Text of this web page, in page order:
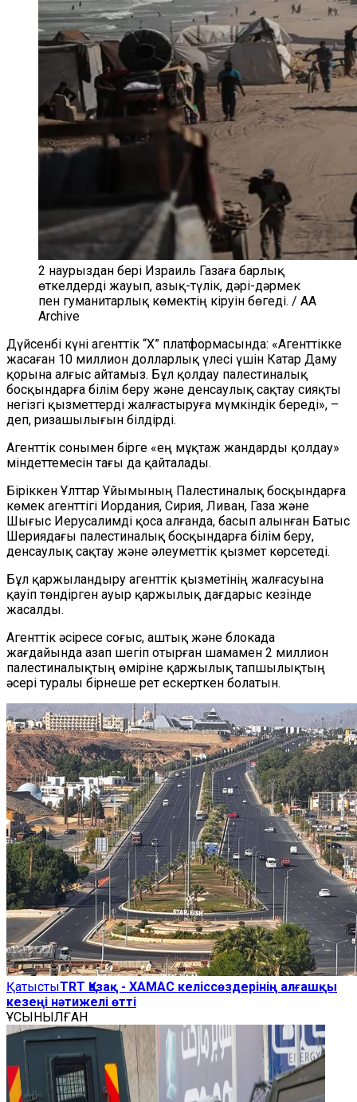
2 наурыздан бері Израиль Газаға барлық
өткелдерді жауып, азық-түлік, дәрі-дәрмек
пен гуманитарлық көмектің кіруін бөгеді. / AA
Archive
Дүйсенбі күні агенттік “X” платформасында: «Агенттікке
жасаған 10 миллион долларлық үлесі үшін Катар Даму
қорына алғыс айтамыз. Бұл қолдау палестиналық
босқындарға білім беру және денсаулық сақтау сияқты
негізгі қызметтерді жалғастыруға мүмкіндік береді», –
деп, ризашылығын білдірді.
Агенттік сонымен бірге «ең мұқтаж жандарды қолдау»
міндеттемесін тағы да қайталады.
Біріккен Ұлттар Ұйымының Палестиналық босқындарға
көмек агенттігі Иордания, Сирия, Ливан, Газа және
Шығыс Иерусалимді қоса алғанда, басып алынған Батыс
Шериядағы палестиналық босқындарға білім беру,
денсаулық сақтау және әлеуметтік қызмет көрсетеді.
Бұл қаржыландыру агенттік қызметінің жалғасуына
қауіп төндірген ауыр қаржылық дағдарыс кезінде
жасалды.
Агенттік әсіресе соғыс, аштық және блокада
жағдайында азап шегіп отырған шамамен 2 миллион
палестиналықтың өміріне қаржылық тапшылықтың
әсері туралы бірнеше рет ескерткен болатын.
ҚатыстыTRT Қазақ - ХАМАС келіссөздерінің алғашқы
кезеңі нәтижелі өтті
ҰСЫНЫЛҒАН